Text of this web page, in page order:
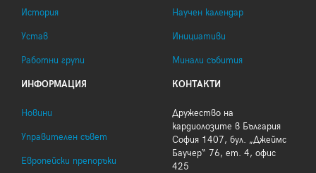
История
Устав
Работни групи
Научен календар
Инициативи
Минали събития
ИНФОРМАЦИЯ
Новини
Управителен съвет
Европейски препоръки
КОНТАКТИ
Дружество на
кардиолозите в България
София 1407, бул. „Джеймс
Баучер“ 76, ет. 4, офис
425